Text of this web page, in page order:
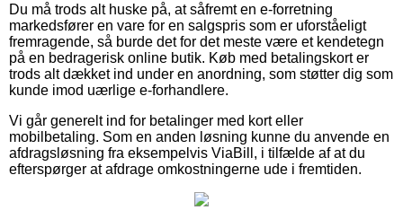
Du må trods alt huske på, at såfremt en e-forretning
markedsfører en vare for en salgspris som er uforståeligt
fremragende, så burde det for det meste være et kendetegn
på en bedragerisk online butik. Køb med betalingskort er
trods alt dækket ind under en anordning, som støtter dig som
kunde imod uærlige e-forhandlere.
Vi går generelt ind for betalinger med kort eller
mobilbetaling. Som en anden løsning kunne du anvende en
afdragsløsning fra eksempelvis ViaBill, i tilfælde af at du
efterspørger at afdrage omkostningerne ude i fremtiden.